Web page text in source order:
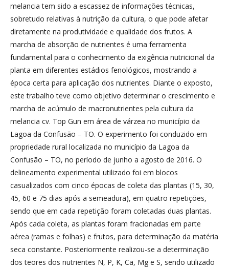
melancia tem sido a escassez de informações técnicas,
sobretudo relativas à nutrição da cultura, o que pode afetar
diretamente na produtividade e qualidade dos frutos. A
marcha de absorção de nutrientes é uma ferramenta
fundamental para o conhecimento da exigência nutricional da
planta em diferentes estádios fenológicos, mostrando a
época certa para aplicação dos nutrientes. Diante o exposto,
este trabalho teve como objetivo determinar o crescimento e
marcha de acúmulo de macronutrientes pela cultura da
melancia cv. Top Gun em área de várzea no município da
Lagoa da Confusão – TO. O experimento foi conduzido em
propriedade rural localizada no município da Lagoa da
Confusão – TO, no período de junho a agosto de 2016. O
delineamento experimental utilizado foi em blocos
casualizados com cinco épocas de coleta das plantas (15, 30,
45, 60 e 75 dias após a semeadura), em quatro repetições,
sendo que em cada repetição foram coletadas duas plantas.
Após cada coleta, as plantas foram fracionadas em parte
aérea (ramas e folhas) e frutos, para determinação da matéria
seca constante. Posteriormente realizou-se a determinação
dos teores dos nutrientes N, P, K, Ca, Mg e S, sendo utilizado